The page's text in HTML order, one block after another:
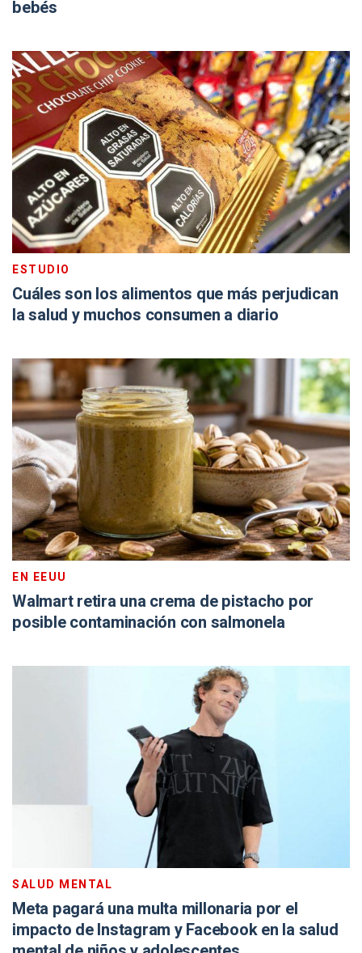
bebés
ESTUDIO
Cuáles son los alimentos que más perjudican
la salud y muchos consumen a diario
EN EEUU
Walmart retira una crema de pistacho por
posible contaminación con salmonela
SALUD MENTAL
Meta pagará una multa millonaria por el
impacto de Instagram y Facebook en la salud